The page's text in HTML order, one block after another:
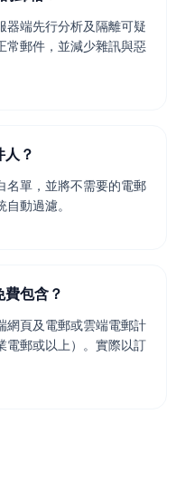
器端先行分析及隔離可疑
常郵件，並減少雜訊與惡
？
名單，並將不需要的電郵
動過濾。
包含？
網頁及電郵或雲端電郵計
電郵或以上）。實際以訂